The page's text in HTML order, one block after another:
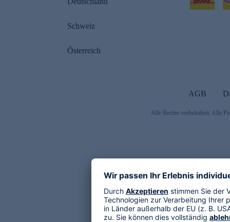
Schweiz
Österreich
AGB
Alle Rechte vorbehalten. Alle